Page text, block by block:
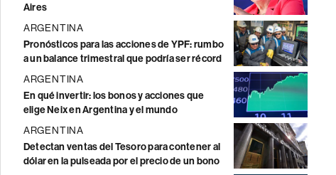
Aires
ARGENTINA
Pronósticos para las acciones de YPF: rumbo
a un balance trimestral que podría ser récord
ARGENTINA
En qué invertir: los bonos y acciones que
elige Neix en Argentina y el mundo
ARGENTINA
Detectan ventas del Tesoro para contener al
dólar en la pulseada por el precio de un bono